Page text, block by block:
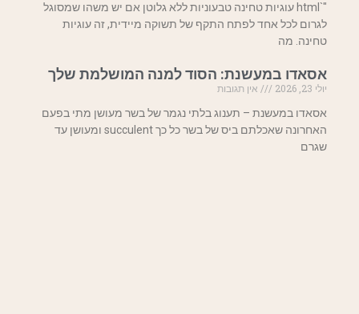
"`html עוגיות טחינה טבעוניות ללא גלוטן אם יש משהו שמסוגל
לגרום לכל אחד לפתח התקף של תשוקה מיידית, זה עוגיות
טחינה. מה
אסאדו במעשנת: הסוד למנה המושלמת שלך
יולי 23, 2026
אין תגובות
אסאדו במעשנת – תענוג בלתי נגמר של בשר מעושן מתי בפעם
האחרונה שאכלתם ביס של בשר כל כך succulent ומעושן עד
שגרם